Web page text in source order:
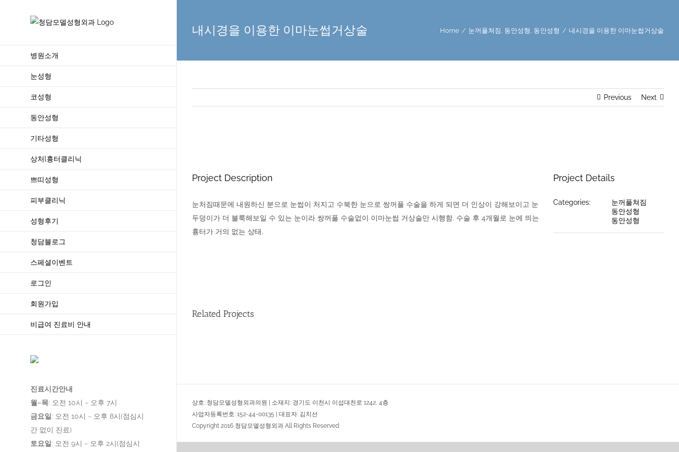
병원소개
눈성형
코성형
동안성형
기타성형
상처l흉터클리닉
쁘띠성형
피부클리닉
성형후기
청담블로그
스페셜이벤트
로그인
회원가입
비급여 진료비 안내
진료시간안내
월~목: 오전 10시 ~ 오후 7시
금요일 : 오전 10시 ~ 오후 8시(점심시
간 없이 진료)
토요일 : 오전 9시 ~ 오후 2시(점심시
내시경을 이용한 이마눈썹거상술 Home / 눈꺼풀쳐짐 동안성형 동안성형 / 내시경을 이용한 이마눈썹거상술
Previous Next
Project Description
눈처짐때문에 내원하신 분으로 눈썹이 처지고 수북한 눈으로 쌍꺼풀 수술을 하게 되면 더 인상이 강해보이고 눈
두덩이가 더 불룩해보일 수 있는 눈이라 쌍꺼풀 수술없이 이마눈썹 거상술만 시행함. 수술 후 4개월로 눈에 띄는
흉터가 거의 없는 상태.
Project Details
Categories:
눈꺼풀쳐짐
동안성형
동안성형
Related Projects
상호: 청담모델성형외과의원 | 소재지: 경기도 이천시 이섭대천로 1242, 4층
사업자등록번호: 152-44-00135 | 대표자: 김치선
Copyright 2016 청담모델성형외과 All Rights Reserved